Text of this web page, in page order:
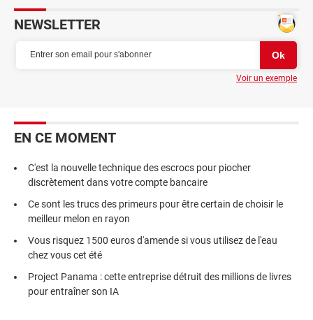
NEWSLETTER
Voir un exemple
EN CE MOMENT
C'est la nouvelle technique des escrocs pour piocher
discrètement dans votre compte bancaire
Ce sont les trucs des primeurs pour être certain de choisir le
meilleur melon en rayon
Vous risquez 1500 euros d'amende si vous utilisez de l'eau
chez vous cet été
Project Panama : cette entreprise détruit des millions de livres
pour entraîner son IA